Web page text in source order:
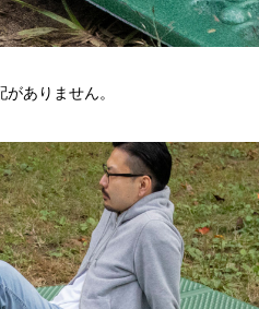
ありません。